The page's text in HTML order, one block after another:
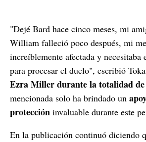
"Dejé Bard hace cinco meses, mi
William falleció poco después, mi
increíblemente afectada y necesitaba
para procesar el duelo", escribió
Ezra Miller durante la totalidad
mencionada solo ha brindado un
protección invaluable durante este
En la publicación continuó diciendo